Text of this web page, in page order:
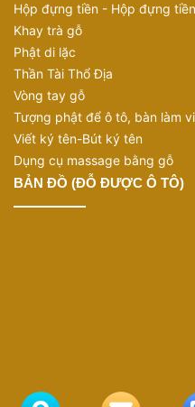
Hộp đựng tiền - Hộp đựng
Khay trà gỗ
Phật di lặc
Thần Tài Thổ Địa
Vòng tay gỗ
Tượng phật để ô tô, bàn làm
Viết ký tên-Bút ký tên
Dụng cụ massage bằng gỗ
BẢN ĐỒ (ĐỖ ĐƯỢC Ô TÔ)